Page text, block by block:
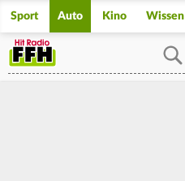
Sport Auto Kino Wissen